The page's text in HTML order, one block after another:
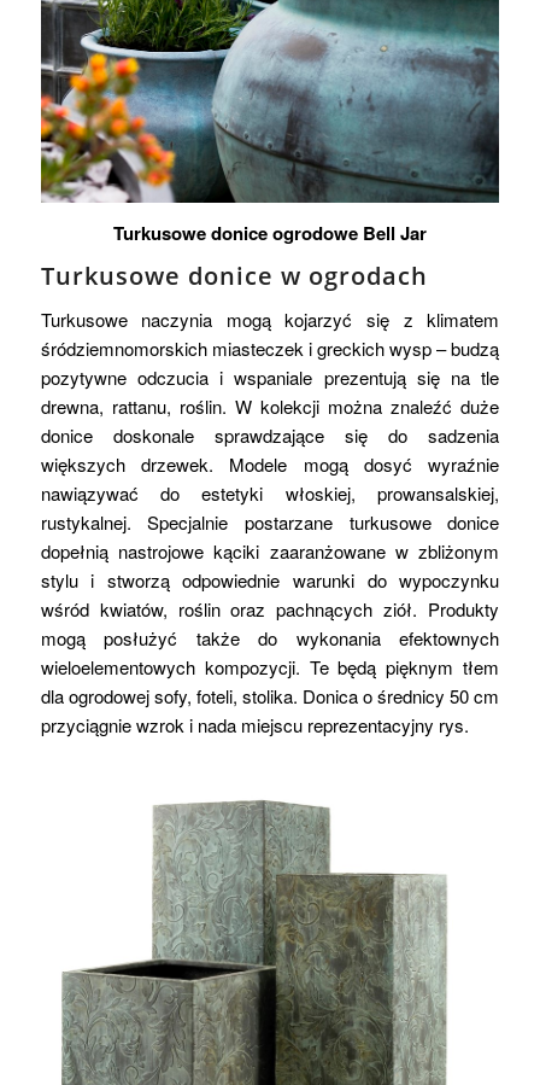
Turkusowe donice ogrodowe Bell Jar
Turkusowe donice w ogrodach
Turkusowe naczynia mogą kojarzyć się z klimatem
śródziemnomorskich miasteczek i greckich wysp – budzą
pozytywne odczucia i wspaniale prezentują się na tle
drewna, rattanu, roślin. W kolekcji można znaleźć duże
donice doskonale sprawdzające się do sadzenia
większych drzewek. Modele mogą dosyć wyraźnie
nawiązywać do estetyki włoskiej, prowansalskiej,
rustykalnej. Specjalnie postarzane turkusowe donice
dopełnią nastrojowe kąciki zaaranżowane w zbliżonym
stylu i stworzą odpowiednie warunki do wypoczynku
wśród kwiatów, roślin oraz pachnących ziół. Produkty
mogą posłużyć także do wykonania efektownych
wieloelementowych kompozycji. Te będą pięknym tłem
dla ogrodowej sofy, foteli, stolika. Donica o średnicy 50 cm
przyciągnie wzrok i nada miejscu reprezentacyjny rys.